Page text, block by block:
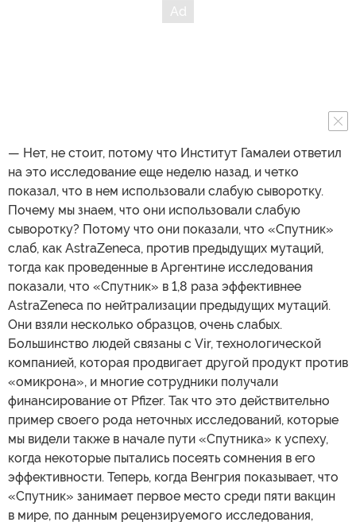
— Нет, не стоит, потому что Институт Гамалеи ответил
на это исследование еще неделю назад, и четко
показал, что в нем использовали слабую сыворотку.
Почему мы знаем, что они использовали слабую
сыворотку? Потому что они показали, что «Спутник»
слаб, как AstraZeneca, против предыдущих мутаций,
тогда как проведенные в Аргентине исследования
показали, что «Спутник» в 1,8 раза эффективнее
AstraZeneca по нейтрализации предыдущих мутаций.
Они взяли несколько образцов, очень слабых.
Большинство людей связаны с Vir, технологической
компанией, которая продвигает другой продукт против
«омикрона», и многие сотрудники получали
финансирование от Pfizer. Так что это действительно
пример своего рода неточных исследований, которые
мы видели также в начале пути «Спутника» к успеху,
когда некоторые пытались посеять сомнения в его
эффективности. Теперь, когда Венгрия показывает, что
«Спутник» занимает первое место среди пяти вакцин
в мире, по данным рецензируемого исследования,